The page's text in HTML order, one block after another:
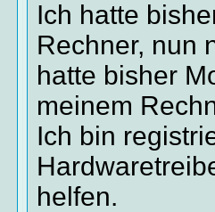
Ich hatte
Rechner, nun
hatte bisher
meinem
Ich bin
helfen.